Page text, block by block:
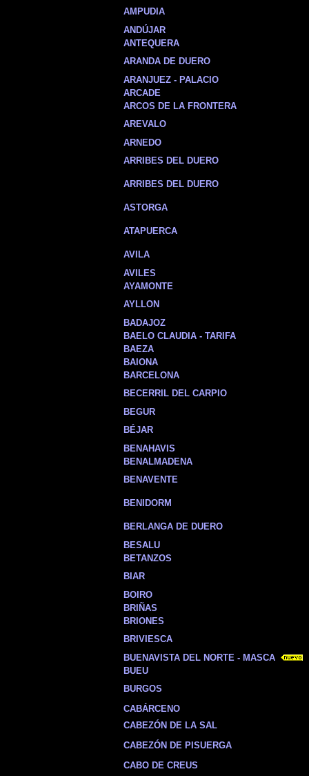
AMPUDIA
ANDÚJAR
ANTEQUERA
ARANDA DE DUERO
ARANJUEZ - PALACIO
ARCADE
ARCOS DE LA FRONTERA
AREVALO
ARNEDO
ARRIBES DEL DUERO
ARRIBES DEL DUERO
ASTORGA
ATAPUERCA
AVILA
AVILES
AYAMONTE
AYLLON
BADAJOZ
BAELO CLAUDIA - TARIFA
BAEZA
BAIONA
BARCELONA
BECERRIL DEL CARPIO
BEGUR
BÉJAR
BENAHAVIS
BENALMADENA
BENAVENTE
BENIDORM
BERLANGA DE DUERO
BESALU
BETANZOS
BIAR
BOIRO
BRIÑAS
BRIONES
BRIVIESCA
BUENAVISTA DEL NORTE - MASCA
BUEU
BURGOS
CABÁRCENO
CABEZÓN DE LA SAL
CABEZÓN DE PISUERGA
CABO DE CREUS